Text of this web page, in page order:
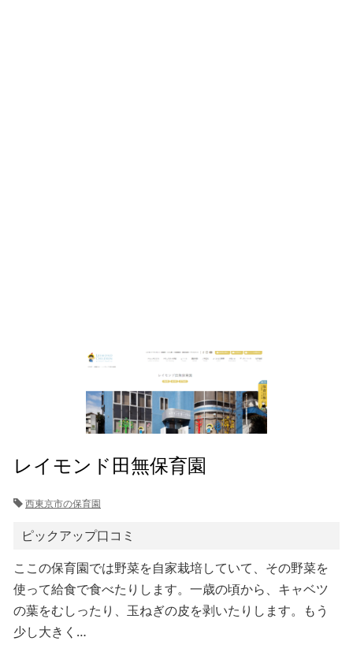
レイモンド田無保育園
西東京市の保育園
ピックアップ口コミ
ここの保育園では野菜を自家栽培していて、その野菜を
使って給食で食べたりします。一歳の頃から、キャベツ
の葉をむしったり、玉ねぎの皮を剥いたりします。もう
少し大きく…